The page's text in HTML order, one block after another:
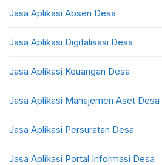
Jasa Aplikasi Absen Desa
Jasa Aplikasi Digitalisasi Desa
Jasa Aplikasi Keuangan Desa
Jasa Aplikasi Manajemen Aset Desa
Jasa Aplikasi Persuratan Desa
Jasa Aplikasi Portal Informasi Desa